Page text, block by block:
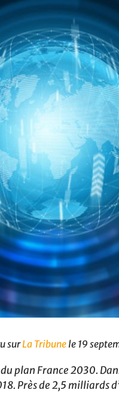
surLa Tribune le 19
plan France 2030.
Près de 2,5 milliards